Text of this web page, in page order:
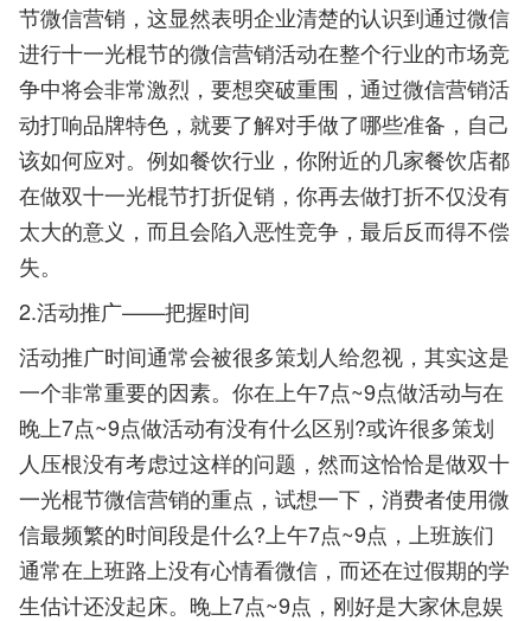
节微信营销，这显然表明企业清楚的认识到通过微信
进行十一光棍节的微信营销活动在整个行业的市场竞
争中将会非常激烈，要想突破重围，通过微信营销活
动打响品牌特色，就要了解对手做了哪些准备，自己
该如何应对。例如餐饮行业，你附近的几家餐饮店都
在做双十一光棍节打折促销，你再去做打折不仅没有
太大的意义，而且会陷入恶性竞争，最后反而得不偿
失。
2.活动推广——把握时间
活动推广时间通常会被很多策划人给忽视，其实这是
一个非常重要的因素。你在上午7点~9点做活动与在
晚上7点~9点做活动有没有什么区别?或许很多策划
人压根没有考虑过这样的问题，然而这恰恰是做双十
一光棍节微信营销的重点，试想一下，消费者使用微
信最频繁的时间段是什么?上午7点~9点，上班族们
通常在上班路上没有心情看微信，而还在过假期的学
生估计还没起床。晚上7点~9点，刚好是大家休息娱